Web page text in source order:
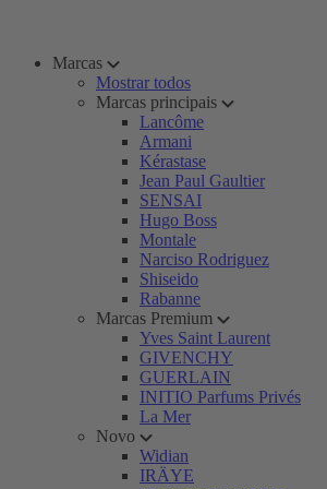
Marcas
Mostrar todos
Marcas principais
Lancôme
Armani
Kérastase
Jean Paul Gaultier
SENSAI
Hugo Boss
Montale
Narciso Rodriguez
Shiseido
Rabanne
Marcas Premium
Yves Saint Laurent
GIVENCHY
GUERLAIN
INITIO Parfums Privés
La Mer
Novo
Widian
IRÄYE